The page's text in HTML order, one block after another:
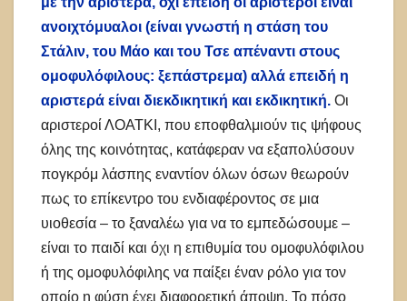
ανοιχτόμυαλοι (είναι γνωστή η στάση του
Στάλιν, του Μάο και του Τσε απέναντι στους
ομοφυλόφιλους: ξεπάστρεμα) αλλά επειδή η
αριστερά είναι διεκδικητική και εκδικητική. Οι
αριστεροί ΛΟΑΤΚΙ, που εποφθαλμιούν τις ψήφους
όλης της κοινότητας, κατάφεραν να εξαπολύσουν
πογκρόμ λάσπης εναντίον όλων όσων θεωρούν
πως το επίκεντρο του ενδιαφέροντος σε μια
υιοθεσία – το ξαναλέω για να το εμπεδώσουμε –
είναι το παιδί και όχι η επιθυμία του ομοφυλόφιλου
ή της ομοφυλόφιλης να παίξει έναν ρόλο για τον
οποίο η φύση έχει διαφορετική άποψη. Το πόσο